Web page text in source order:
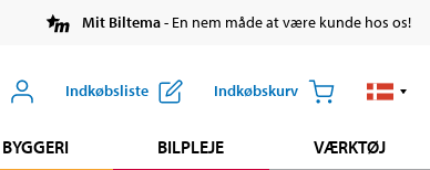
Mit Biltema- En nem måde at være kunde hos os!
Indkøbsliste Indkøbskurv
BYGGERI BILPLEJE VÆRKTØJ